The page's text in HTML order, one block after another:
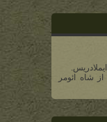
از شاه ائومر